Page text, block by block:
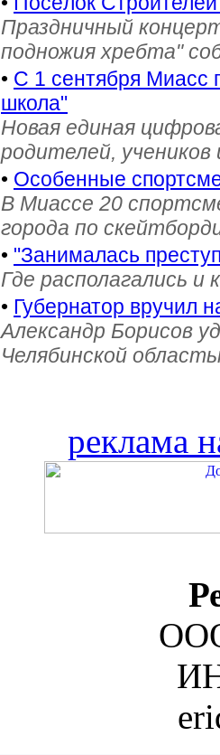
Праздничный
подножия хребта"
• С 1 сентября Миасс
школа"
Новая единая
родителей, учеников
• Особенные
В Миассе 20
города по
• "Занималась
Где располагались и
• Губернатор вручил
Александр Борисов
Челябинской
реклама